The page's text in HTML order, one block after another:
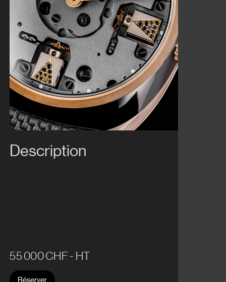
Description
55 000 CHF - HT
Réserver